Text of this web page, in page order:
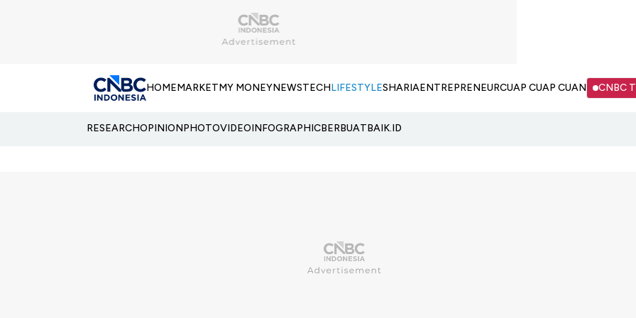
HOMEMARKETMY MONEYNEWSTECHLIFESTYLESHARIAENTREPRENEURCUAP CUAP CUAN CNBC
RESEARCHOPINIONPHOTOVIDEOINFOGRAPHICBERBUATBAIK.ID